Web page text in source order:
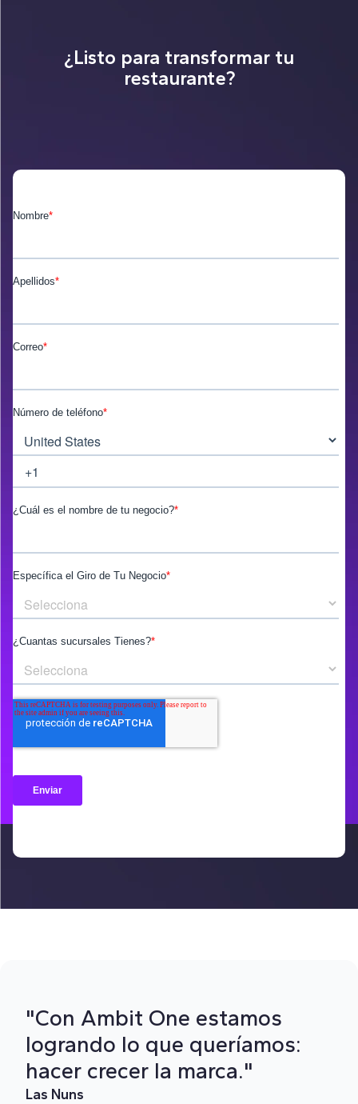
¿Listo para transformar tu
restaurante?
"Con Ambit One estamos
logrando lo que queríamos:
hacer crecer la marca."
Las Nuns